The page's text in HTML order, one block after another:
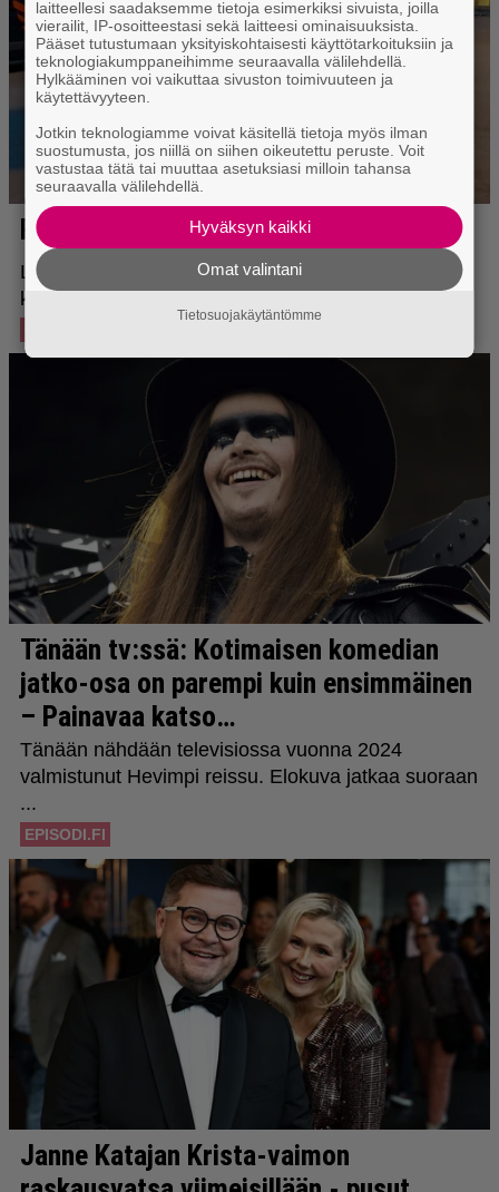
laitteellesi saadaksemme tietoja esimerkiksi sivuista, joilla
vierailit, IP-osoitteestasi sekä laitteesi ominaisuuksista.
Pääset tutustumaan yksityiskohtaisesti käyttötarkoituksiin ja
teknologiakumppaneihimme seuraavalla välilehdellä.
Hylkääminen voi vaikuttaa sivuston toimivuuteen ja
käytettävyyteen.
Jotkin teknologiamme voivat käsitellä tietoja myös ilman
suostumusta, jos niillä on siihen oikeutettu peruste. Voit
vastustaa tätä tai muuttaa asetuksiasi milloin tahansa
seuraavalla välilehdellä.
Hyväksyn kaikki
Omat valintani
Tietosuojakäytäntömme